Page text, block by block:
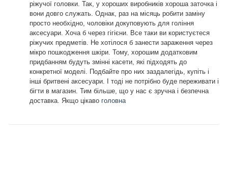
ріжучої головки. Так, у хороших виробників хороша заточка і
вони довго служать. Однак, раз на місяць робити заміну
просто необхідно, чоловіки докуповують для гоління
аксесуари. Хоча б через гігієни. Все таки ви користуєтеся
ріжучих предметів. Не хотілося б занести зараження через
мікро пошкодження шкіри. Тому, хорошим додатковим
придбанням будуть змінні касети, які підходять до
конкретної моделі. Подбайте про них заздалегідь, купіть і
інші бритвені аксесуари. І тоді не потрібно буде переживати і
бігти в магазин. Тим більше, що у нас є зручна і безпечна
доставка. Якщо цікаво головна